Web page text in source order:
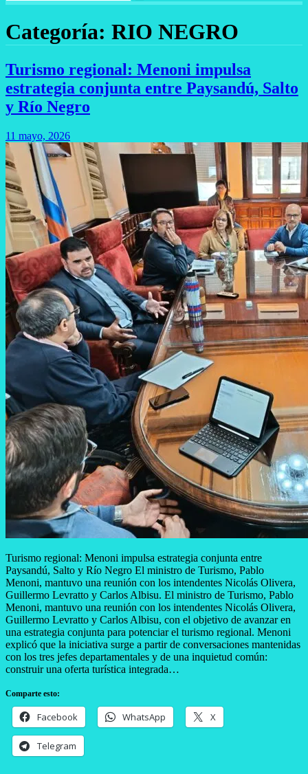
Categoría: RIO NEGRO
Turismo regional: Menoni impulsa
estrategia conjunta entre Paysandú, Salto
y Río Negro
11 mayo, 2026
Turismo regional: Menoni impulsa estrategia conjunta entre
Paysandú, Salto y Río Negro El ministro de Turismo, Pablo
Menoni, mantuvo una reunión con los intendentes Nicolás Olivera,
Guillermo Levratto y Carlos Albisu. El ministro de Turismo, Pablo
Menoni, mantuvo una reunión con los intendentes Nicolás Olivera,
Guillermo Levratto y Carlos Albisu, con el objetivo de avanzar en
una estrategia conjunta para potenciar el turismo regional. Menoni
explicó que la iniciativa surge a partir de conversaciones mantenidas
con los tres jefes departamentales y de una inquietud común:
construir una oferta turística integrada…
Comparte esto:
Facebook WhatsApp X
Telegram